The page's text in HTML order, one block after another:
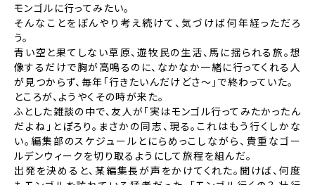
モンゴルに行ってみたい。
そんなことをぼんやり考え続けて、気づけば何年経っただろ
う。
青い空と果てしない草原、遊牧民の生活、馬に揺られる旅。 想
像するだけで胸が高鳴るのに、なかなか一緒に行ってくれる人
が見つからず、毎年「行きたいんだけどさ〜」で終わっていた。
ところが、ようやくその時が来た。
ふとした雑談の中で、友人が「実はモンゴル行ってみたかったん
だよね」とぽろり。まさかの同志、現る。これはもう行くしかな
い。 編集部のスケジュールとにらめっこしながら、貴重なゴー
ルデンウィークを切り取るようにして旅程を組んだ。
出発を決めると、某編集長が声をかけてくれた。聞けば、何度